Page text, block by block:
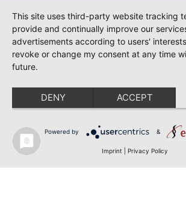
This site uses third-party website tracking
provide and continually improve our
advertisements according to users'
revoke or change my consent at any time
future.
DENY ACCEPT
Powered by &
Imprint Privacy Policy